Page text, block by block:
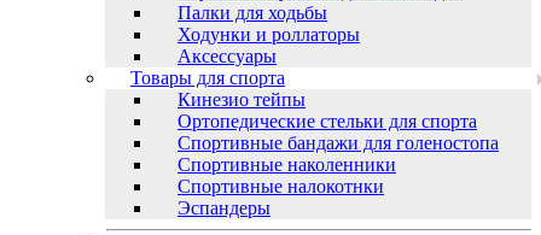
Палки для ходьбы
Ходунки и роллаторы
Аксессуары
Товары для спорта
Кинезио тейпы
Ортопедические стельки для спорта
Спортивные бандажи для голеностопа
Спортивные наколенники
Спортивные налокотнки
Эспандеры